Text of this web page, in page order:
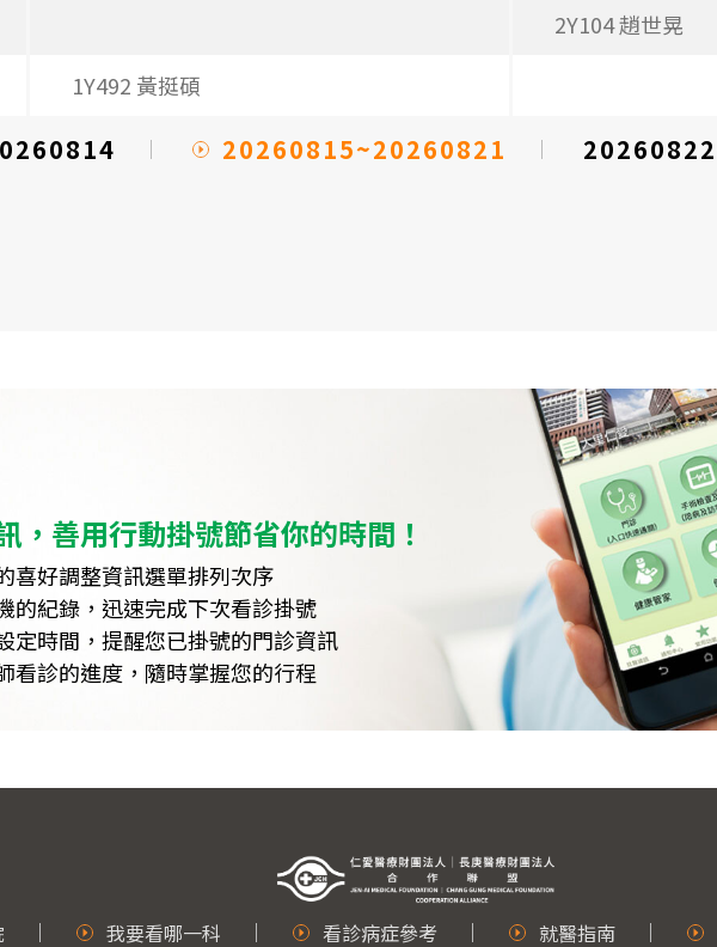
2Y104 趙世晃
1Y492 黃挺碩
20260815~20260821
，善用行動掛號節省你的時間！
喜好調整資訊選單排列次序
的紀錄，迅速完成下次看診掛號
定時間，提醒您已掛號的門診資訊
看診的進度，隨時掌握您的行程
我要看哪一科 看診病症參考 就醫指南